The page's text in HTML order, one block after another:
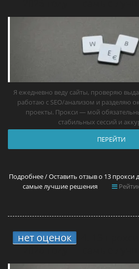
Я ежедневно веду сайты, проверяю
работаю с SEO/анализом и разделяю
проекты. Прокси — мой
стабильных сессий и
ПЕРЕЙТИ
Подробнее / Оставить отзыв о 13 прокси
самые лучшие решения
нет оценок